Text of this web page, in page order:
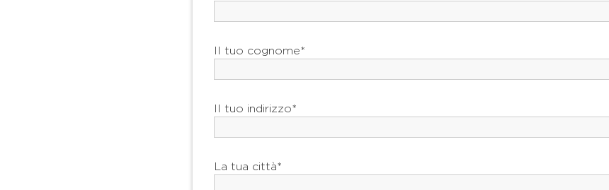
Il tuo cognome*
Il tuo indirizzo*
La tua città*